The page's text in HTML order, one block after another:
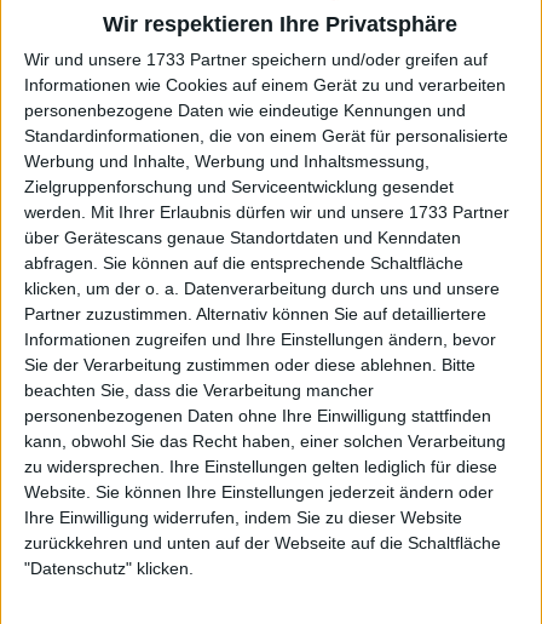
Wir respektieren Ihre Privatsphäre
Wir und unsere 1733 Partner speichern und/oder greifen auf
Informationen wie Cookies auf einem Gerät zu und verarbeiten
personenbezogene Daten wie eindeutige Kennungen und
Standardinformationen, die von einem Gerät für personalisierte
Werbung und Inhalte, Werbung und Inhaltsmessung,
Zielgruppenforschung und Serviceentwicklung gesendet
werden.
Mit Ihrer Erlaubnis dürfen wir und unsere 1733 Partner
über Gerätescans genaue Standortdaten und Kenndaten
abfragen. Sie können auf die entsprechende Schaltfläche
klicken, um der o. a. Datenverarbeitung durch uns und unsere
Partner zuzustimmen. Alternativ können Sie auf detailliertere
Informationen zugreifen und Ihre Einstellungen ändern, bevor
Sie der Verarbeitung zustimmen oder diese ablehnen.
Bitte
beachten Sie, dass die Verarbeitung mancher
personenbezogenen Daten ohne Ihre Einwilligung stattfinden
kann, obwohl Sie das Recht haben, einer solchen Verarbeitung
zu widersprechen. Ihre Einstellungen gelten lediglich für diese
Website. Sie können Ihre Einstellungen jederzeit ändern oder
Ihre Einwilligung widerrufen, indem Sie zu dieser Website
zurückkehren und unten auf der Webseite auf die Schaltfläche
"Datenschutz" klicken.
schien seine Verletzung schlimmer zu werden. Nach
den anderen Grand Slam-Turnieren ist es ein
schönes Gefühl, ein etwas leichteres zu haben, das
mich hoffentlich beruhigen kann. Offensichtlich war
es letzte Woche ein bisschen stürmisch, als ich drei
harte Matches gespielt habe. In den letzten Tagen
habe ich das Gefühl, dass ich mich erfrischt habe
und meine Einstellung zum Wettkampf hier
verbessert habe, und ich denke, dass ich heute - ich
weiß, dass er sich verletzt hat - bereit war, mein
bestes Tennis da draußen zu spielen. Ich habe mich
sehr, sehr gut gefühlt. Gibt es also eine gewisse
Erleichterung zu spüren. Ich habe mich in den
letzten Tagen gut gefühlt und werde
weitermachen."
Es ist das dritte Jahr in Folge, dass Draper es
geschafft hat, in die zweite Runde der US Open
einzuziehen. In der Runde der letzten 64 wird er auf
Facundo Díaz Acosta aus Argentinien treffen. Er